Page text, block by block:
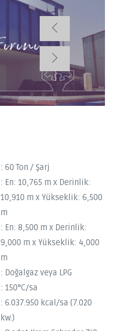
: 60 Ton / Şarj
: En: 10,765 m x Derinlik:
10,910 m x Yükseklik: 6,500
m
: En: 8,500 m x Derinlik:
9,000 m x Yükseklik: 4,000
m
: Doğalgaz veya LPG
: 150°C/sa
: 6.037.950 kcal/sa (7.020
kw.)